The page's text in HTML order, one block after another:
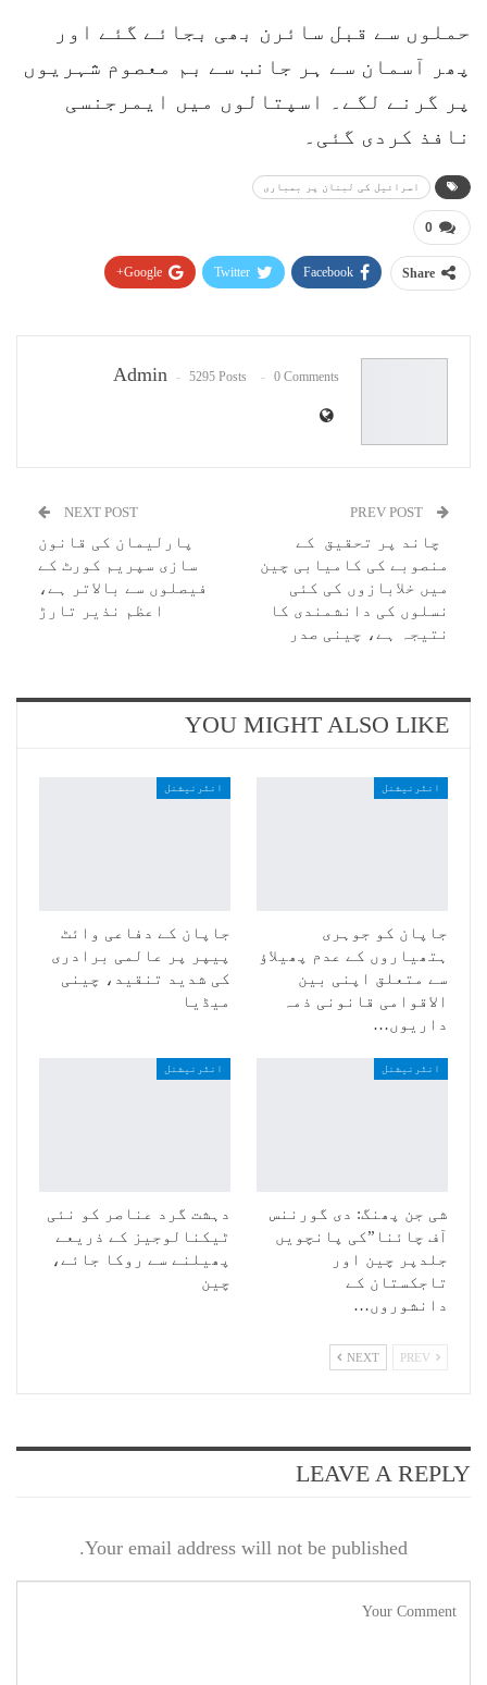
حملوں سے قبل سائرن بھی بجائے گئے اور
پھر آسمان سے ہر جانب سے بم معصوم شہریوں
پر گرنے لگے۔ اسپتالوں میں ایمرجنسی
نافذ کردی گئی۔
اسرائیل کی لبنان پر بمباری
0
Share
Facebook
Twitter
Google+
Admin 5295 Posts 0 Comments
چاند پر تحقیق کے
منصوبے کی کامیابی چین
میں خلابازوں کی کئی
نسلوں کی دانشمندی کا
نتیجہ ہے، چینی صدر
NEXT POST
پارلیمان کی قانون
سازی سپریم کورٹ کے
فیصلوں سے بالاتر ہے،
اعظم نذیر تارڑ
YOU MIGHT ALSO LIKE
انٹرنیشنل
جاپان کو جوہری
ہتھیاروں کے عدم پھیلاؤ
سے متعلق اپنی بین
الاقوامی قانونی ذمہ
داریوں…
انٹرنیشنل
جاپان کے دفاعی وائٹ
پیپر پر عالمی برادری
کی شدید تنقید، چینی
میڈیا
انٹرنیشنل
شی جن پھنگ: دی گورننس
آف چائنا”کی پانچویں
جلدپر چین اور
تاجکستان کے
دانشوروں…
انٹرنیشنل
دہشت گرد عناصر کو نئی
ٹیکنالوجیز کے ذریعے
پھیلنے سے روکا جائے،
چین
NEXT
LEAVE A REPLY
Your email address will not be published.